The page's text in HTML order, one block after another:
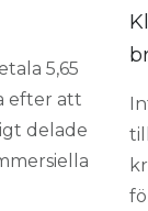
5,65
efter att
delade